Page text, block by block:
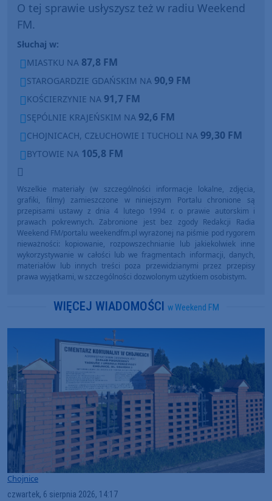
O tej sprawie usłyszysz też w radiu Weekend
FM.
Słuchaj w:
MIASTKU NA 87,8 FM
STAROGARDZIE GDAŃSKIM NA 90,9 FM
KOŚCIERZYNIE NA 91,7 FM
SĘPÓLNIE KRAJEŃSKIM NA 92,6 FM
CHOJNICACH, CZŁUCHOWIE I TUCHOLI NA 99,30 FM
BYTOWIE NA 105,8 FM
Wszelkie materiały (w szczególności informacje lokalne, zdjęcia,
grafiki, filmy) zamieszczone w niniejszym Portalu chronione są
przepisami ustawy z dnia 4 lutego 1994 r. o prawie autorskim i
prawach pokrewnych. Zabronione jest bez zgody Redakcji Radia
Weekend FM/portalu weekendfm.pl wyrażonej na piśmie pod rygorem
nieważności: kopiowanie, rozpowszechnianie lub jakiekolwiek inne
wykorzystywanie w całości lub we fragmentach informacji, danych,
materiałów lub innych treści poza przewidzianymi przez przepisy
prawa wyjątkami, w szczególności dozwolonym użytkiem osobistym.
WIĘCEJ WIADOMOŚCI w Weekend FM
Chojnice
czwartek, 6 sierpnia 2026, 14:17